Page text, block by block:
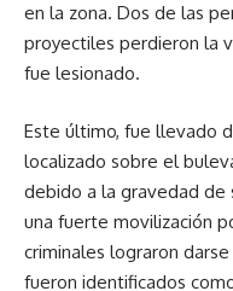
en la zona. Dos de las
proyectiles perdieron la
fue lesionado.
Este último, fue llevado
localizado sobre el
debido a la gravedad de
una fuerte movilización
criminales lograron
fueron identificados